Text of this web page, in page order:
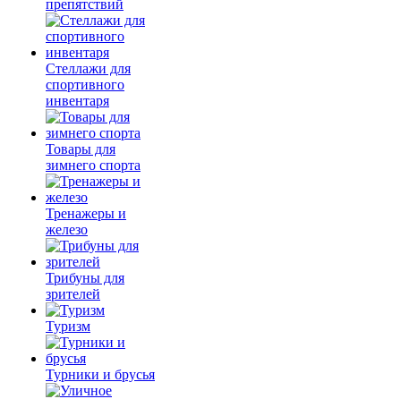
препятствий
Стеллажи для
спортивного
инвентаря
Товары для
зимнего спорта
Тренажеры и
железо
Трибуны для
зрителей
Туризм
Турники и брусья